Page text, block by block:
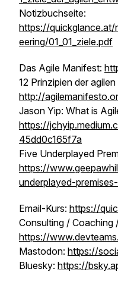
Notizbuchseite:
https://quickglance.at/
eering/01_01_ziele.pdf
Das Agile Manifest:
12 Prinzipien der
http://
Jason Yip: What is
https://
45dd0c165f7a
Five Underplayed
https://
underplayed-
Email-Kurs: https://
Consulting / Coaching
https://
Mastodon: https://
Bluesky: https://